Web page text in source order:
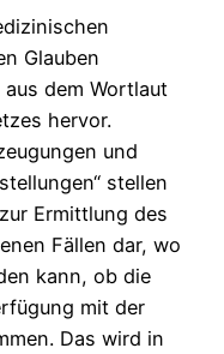
Glauben
dem Wortlaut
hervor.
und
stellen
Ermittlung des
Fällen dar, wo
kann, ob die
mit der
Das wird in